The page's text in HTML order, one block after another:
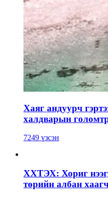
Хаяг андуурч
халдварын
7249 үзсэн
ХХТЭХ: Хориг
төрийн албан